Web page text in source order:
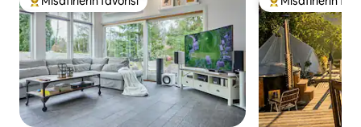
Misafirlerin favorilerinden en beğenilenler arasındaMisafirlerin